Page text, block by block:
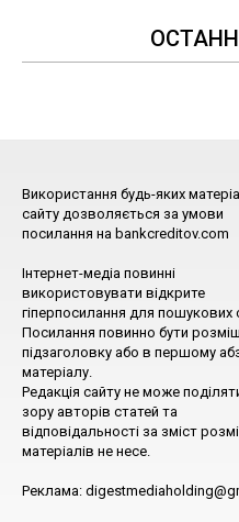
Використання будь-яких
сайту дозволяється за умови
посилання на bankcreditov.com
Інтернет-медіа повинні
використовувати відкрите
гіперпосилання для пошукових
Посилання повинно бути
підзаголовку або в першому
матеріалу.
Редакція сайту не може
зору авторів статей та
відповідальності за зміст
матеріалів не несе.
Реклама: